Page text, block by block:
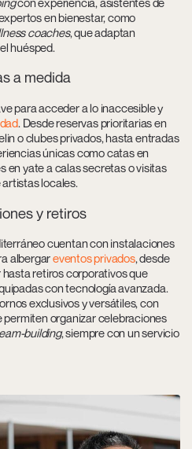
en bienestar, como
coaches, que adaptan
huésped.
a medida
para acceder a lo inaccesible y
. Desde reservas prioritarias en
o clubes privados, hasta entradas
únicas como catas en
en yate a calas secretas o visitas
artistas locales.
y retiros
cuentan con instalaciones
albergareventos privados, desde
retiros corporativos que
con tecnología avanzada.
exclusivos y versátiles, con
permiten organizar celebraciones
building, siempre con un servicio